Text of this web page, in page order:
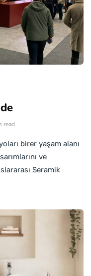
read
birer yaşam alanı
ve
Seramik